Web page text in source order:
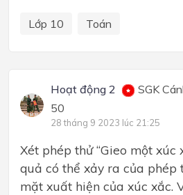
Lớp 10 Toán
Hoạt động 2
SGK
50
28 tháng 9 2023 lúc 21:25
Xét phép thử “Gieo một xúc
quả có thể xảy ra của phép
mặt xuất hiện của xúc xắc.